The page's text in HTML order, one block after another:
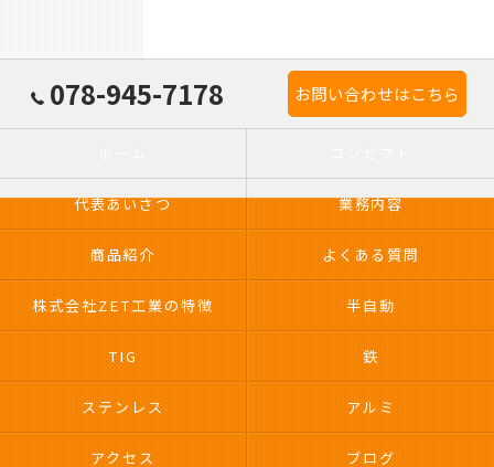
078-945-7178 お問い合わせはこちら
代表あいさつ 業務内容
商品紹介 よくある質問
株式会社ZET工業の特徴 半自動
TIG 鉄
ステンレス アルミ
アクセス ブログ